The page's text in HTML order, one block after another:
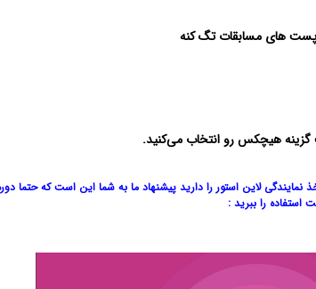
پست های مسابقات تگ کنه
هیچکس رو انتخاب می‌کنید.
نمایندگی لاین استور را دارید پیشنهاد ما به شما این است که حتما
استفاده را ببرید :